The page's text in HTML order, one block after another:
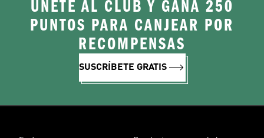
ÚNETE AL CLUB Y GANA 250
PUNTOS PARA CANJEAR POR
RECOMPENSAS
SUSCRÍBETE GRATIS